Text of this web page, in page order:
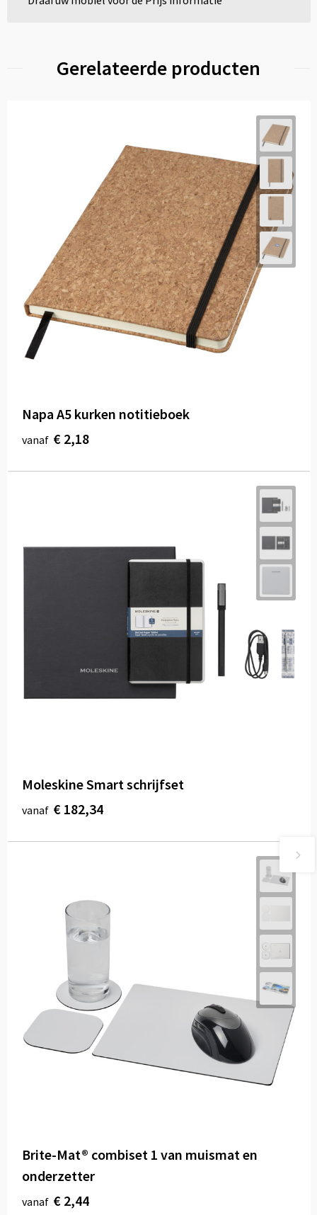
Gerelateerde producten
Napa A5 kurken notitieboek
vanaf € 2,18
Moleskine Smart schrijfset
vanaf € 182,34
Brite-Mat® combiset 1 van muismat en
onderzetter
vanaf € 2,44